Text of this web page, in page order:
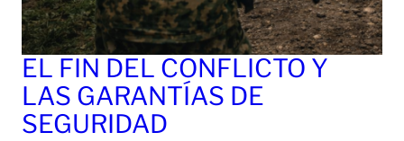
EL FIN DEL CONFLICTO Y
LAS GARANTÍAS DE
SEGURIDAD